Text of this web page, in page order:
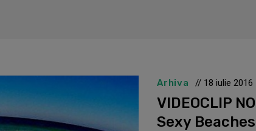
Arhiva // 18 iulie 2016
VIDEOCLIP
Sexy Beaches